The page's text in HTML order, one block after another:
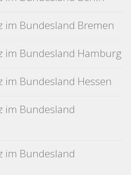
im Bundesland Bremen
im Bundesland Hamburg
Bundesland Hessen
im Bundesland
im Bundesland